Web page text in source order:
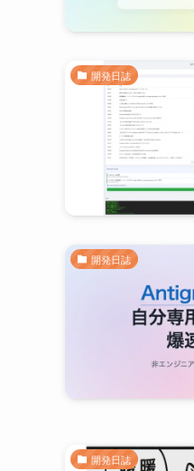
開発日誌
開発日誌
開発日誌